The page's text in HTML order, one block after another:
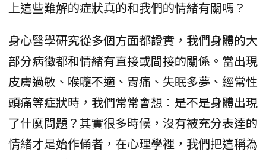
上這些難解的症狀真的和我們的情緒有關嗎？
身心醫學研究從多個方面都證實，我們身體的大
部分病徵都和情緒有直接或間接的關係。當出現
皮膚過敏、喉嚨不適、胃痛、失眠多夢、經常性
頭痛等症狀時，我們常常會想：是不是身體出現
了什麼問題？其實很多時候，沒有被充分表達的
情緒才是始作俑者，在心理學裡，我們把這稱為